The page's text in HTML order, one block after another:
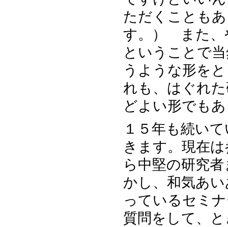
ただくことも
す。） また、
ということで
うような形を
れも、はぐれ
どよい形でも
１５年も続い
きます。現在
ら中堅の研究
かし、和気あ
っているセミ
質問をして、